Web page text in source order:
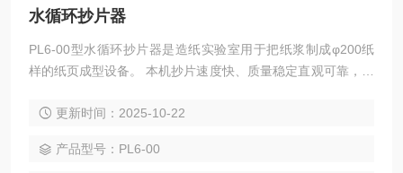
水循环抄片器
PL6-00型水循环抄片器是造纸实验室用于把纸浆制成φ200纸
样的纸页成型设备。 本机抄片速度快、质量稳定直观可靠，具
动力气泡匀浆和手动匀浆两用，大口径手动阀放水，可外接真
以完成抄纸实验、纸页成型，浓缩抽滤，同时还特别适合学校
更新时间：2025-10-22
产品型号：PL6-00